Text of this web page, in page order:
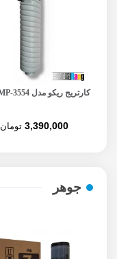
تونر شارژ برادر 500 گرمی
1,300,000 تومان